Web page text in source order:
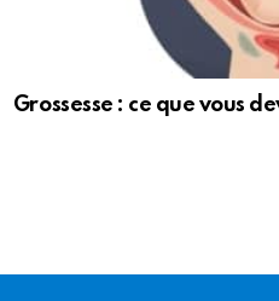
Grossesse : ce que vous